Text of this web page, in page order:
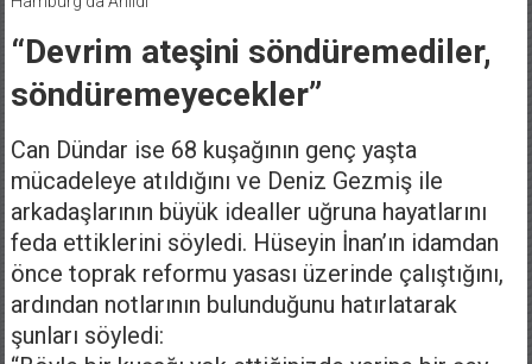
“Devrim ateşini söndüremediler,
söndüremeyecekler”
Can Dündar ise 68 kuşağının genç yaşta
mücadeleye atıldığını ve Deniz Gezmiş ile
arkadaşlarının büyük idealler uğruna hayatlarını
feda ettiklerini söyledi. Hüseyin İnan’ın idamdan
önce toprak reformu yasası üzerinde çalıştığını,
ardından notlarının bulunduğunu hatırlatarak
şunları söyledi: